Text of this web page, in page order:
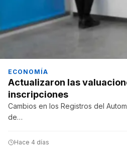
ECONOMÍA
Actualizaron las
inscripciones
Cambios en los Registros del
de…
Hace 4 días